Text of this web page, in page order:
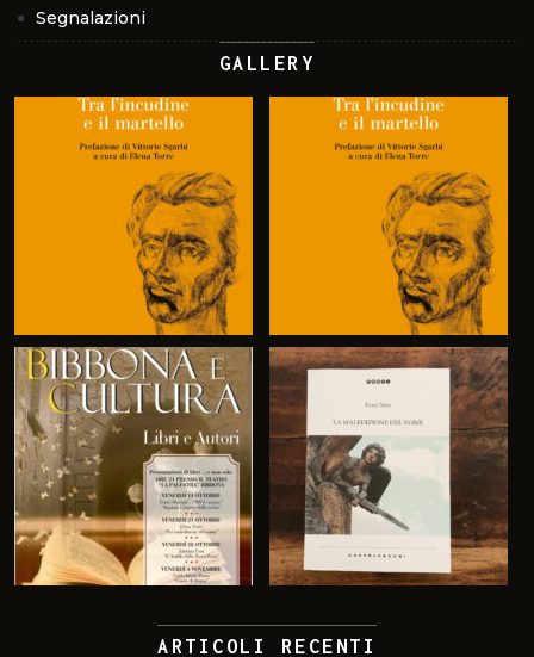
Segnalazioni
GALLERY
ARTICOLI RECENTI